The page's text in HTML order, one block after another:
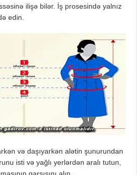
ilişə bilər. İş prosesində yalnız
edin.
və daşıyarkən alətin şunurundan
isti və yağlı yerlərdən aralı tutun,